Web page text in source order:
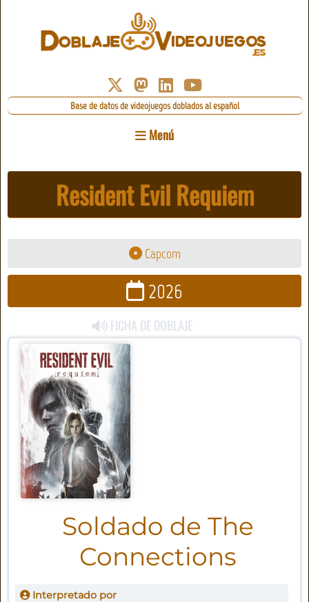
Base de datos de videojuegos doblados al español
Menú
Resident Evil Requiem
Capcom
2026
FICHA DE DOBLAJE
Soldado de The
Connections
Interpretado por